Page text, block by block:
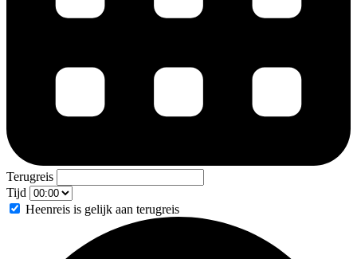
Terugreis
Tijd
Heenreis is gelijk aan terugreis